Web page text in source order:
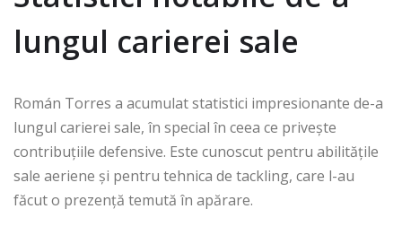
lungul carierei sale
Román Torres a acumulat statistici impresionante de-a
lungul carierei sale, în special în ceea ce privește
contribuțiile defensive. Este cunoscut pentru abilitățile
sale aeriene și pentru tehnica de tackling, care l-au
făcut o prezență temută în apărare.